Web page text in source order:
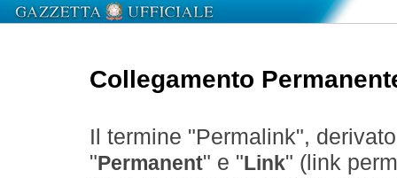
Collegamento
Il termine "Permalink",
" Permanent" e " Link" (link